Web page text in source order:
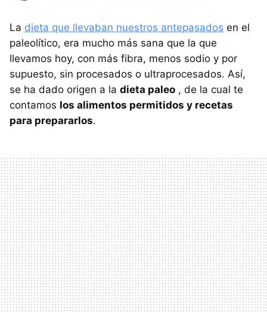
La dieta que llevaban nuestros antepasados en el
paleolítico, era mucho más sana que la que
llevamos hoy, con más fibra, menos sodio y por
supuesto, sin procesados o ultraprocesados. Así,
se ha dado origen a la dieta paleo , de la cual te
contamos los alimentos permitidos y recetas
para prepararlos.